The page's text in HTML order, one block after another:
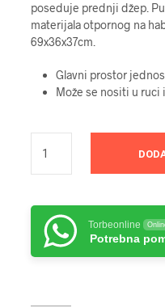
poseduje prednji džep.
materijala otpornog na
69x36x37cm.
Glavni prostor
Može se nositi u ruci
Torbeonline
Potrebna